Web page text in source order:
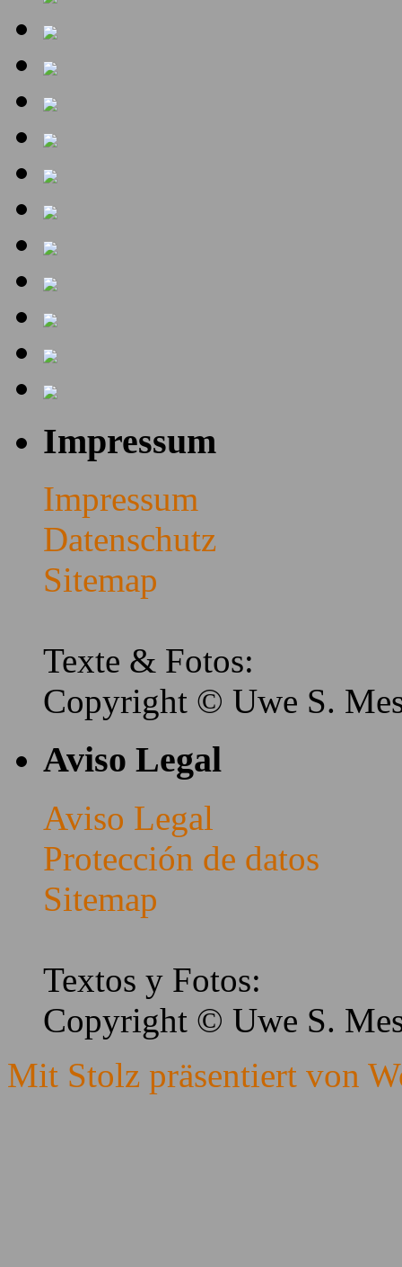
Impressum
Impressum
Datenschutz
Sitemap
Texte & Fotos:
Copyright © Uwe S.
Aviso Legal
Aviso Legal
Protección de datos
Sitemap
Textos y Fotos:
Copyright © Uwe S.
Mit Stolz präsentiert von